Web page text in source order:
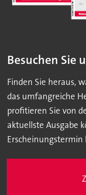
Besuchen Sie
Finden Sie heraus,
das umfangreiche
profitieren Sie von
aktuellste Ausgabe
Erscheinungstermin